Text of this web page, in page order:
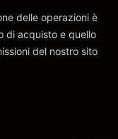
delle operazioni è
di acquisto e quello
del nostro sito